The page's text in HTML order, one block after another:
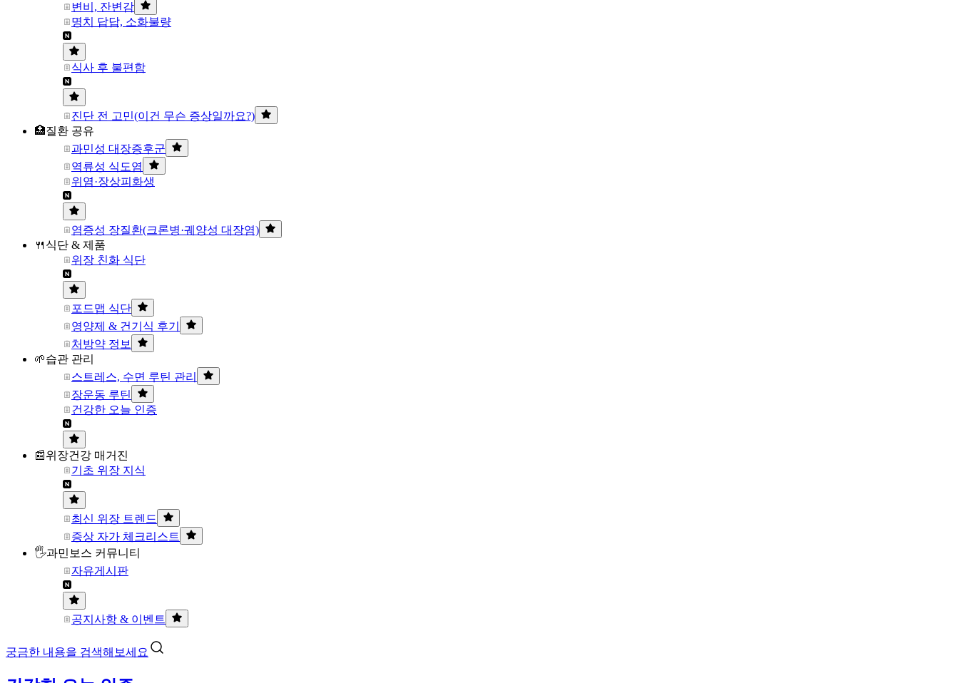
변비, 잔변감
명치 답답, 소화불량
식사 후 불편함
진단 전 고민(이건 무슨 증상일까요?)
🏥질환 공유
과민성 대장증후군
역류성 식도염
위염·장상피화생
염증성 장질환(크론병·궤양성 대장염)
🍴식단 & 제품
위장 친화 식단
포드맵 식단
영양제 & 건기식 후기
처방약 정보
🌱습관 관리
스트레스, 수면 루틴 관리
장운동 루틴
건강한 오늘 인증
📰위장건강 매거진
기초 위장 지식
최신 위장 트렌드
증상 자가 체크리스트
🖐과민보스 커뮤니티
자유게시판
공지사항 & 이벤트
궁금한 내용을 검색해보세요